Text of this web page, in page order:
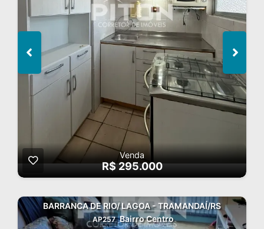
Venda
R$ 295.000
BARRANCA DE RIO/ LAGOA - TRAMANDAÍ/RS
AP257 Bairro Centro